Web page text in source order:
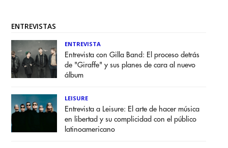
ENTREVISTAS
ENTREVISTA
Entrevista con Gilla Band: El proceso detrás
de "Giraffe" y sus planes de cara al nuevo
álbum
LEISURE
Entrevista a Leisure: El arte de hacer música
en libertad y su complicidad con el público
latinoamericano